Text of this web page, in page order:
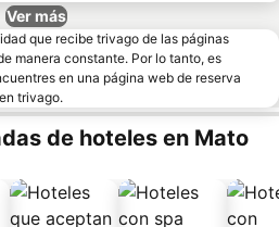
Ver más
que recibe trivago de las páginas
manera constante. Por lo tanto, es
en una página web de reserva
trivago.
de hoteles en Mato